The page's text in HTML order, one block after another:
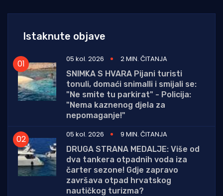
Istaknute objave
05 kol. 2026
2 MIN. ČITANJA
SNIMKA S HVARA Pijani turisti
tonuli, domaći snimalli i smijali se:
"Ne smite tu parkirat" - Policija:
"Nema kaznenog djela za
nepomaganje!"
05 kol. 2026
9 MIN. ČITANJA
DRUGA STRANA MEDALJE: Više od
dva tankera otpadnih voda iza
čarter sezone! Gdje zapravo
završava otpad hrvatskog
nautičkog turizma?